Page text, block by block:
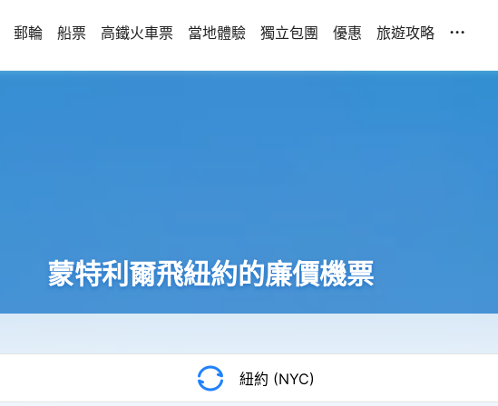
郵輪 船票 高鐵火車票 當地體驗 獨立包團 優惠 旅遊攻略 ...
蒙特利爾飛紐約的廉價機票